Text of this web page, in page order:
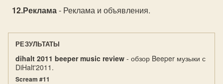
Реклама- Реклама и объявления.
РЕЗУЛЬТАТЫ
dihalt 2011 beeper music review - обзор Beeper музыки с
DiHalt'2011.
Scream #11